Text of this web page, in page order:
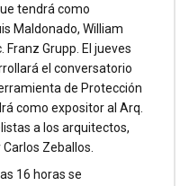
tendrá como
Maldonado, William
Grupp. El jueves
el conversatorio
de Protección
como expositor al Arq.
a los arquitectos,
Zeballos.
16 horas se